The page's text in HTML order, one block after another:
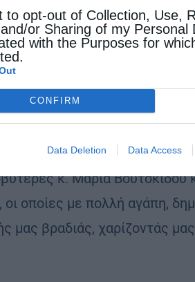
to opt-out of Collection, Use,
or Sharing of my Personal
with the Purposes for
CONFIRM
Data Deletion Data Access
άρτια οργάνωση του
κυριών σχετικά με το
επίσης στην
πολύτιμη και πρόθυμη
κ. Μαρία Βουτσκίδου
οποίες με πολλή αγάπη,
μας βραδιάς, χαρίζοντάς